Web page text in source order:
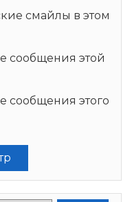
смайлы в этом
сообщения этой
сообщения этого